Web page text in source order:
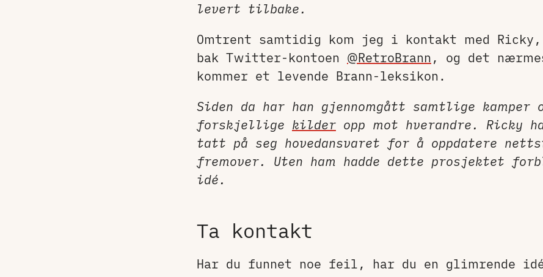
levert tilbake.
Omtrent samtidig kom jeg i kontakt med Ricky,
bak Twitter-kontoen @RetroBrann, og det
kommer et levende Brann-leksikon.
Siden da har han gjennomgått samtlige kamper
forskjellige kilder opp mot hverandre. Ricky
tatt på seg hovedansvaret for å oppdatere
fremover. Uten ham hadde dette prosjektet
idé.
Ta kontakt
Har du funnet noe feil, har du en glimrende